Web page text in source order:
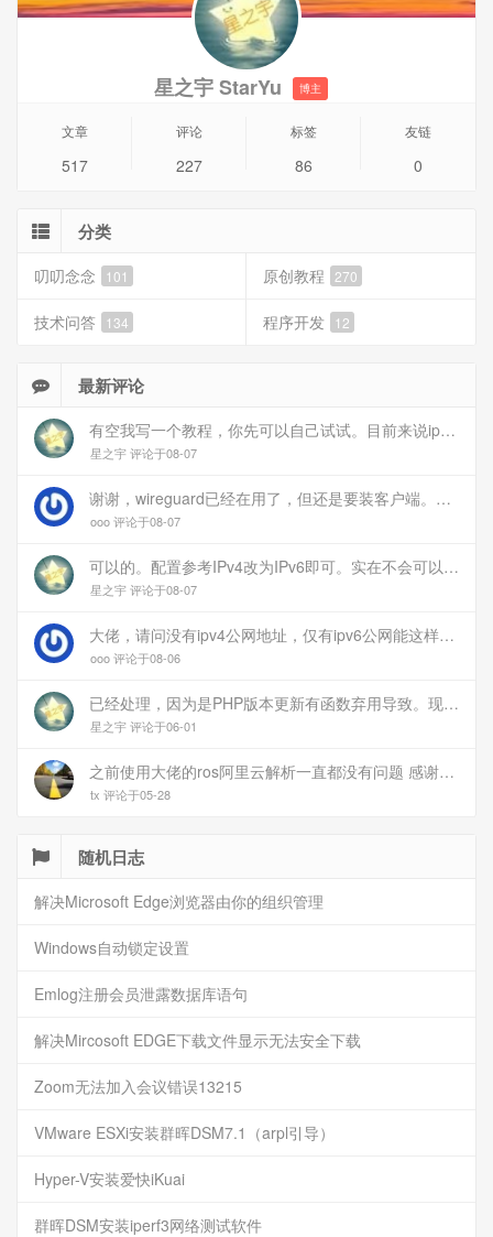
星之宇 StarYu 博主
文章
517
评论
227
标签
86
友链
0
分类
叨叨念念 101 原创教程 270
技术问答 134 程序开发 12
最新评论
有空我写一个教程，你先可以自己试试。目前来说ipv6应该没问题的。
星之宇 评论于08-07
谢谢，wireguard已经在用了，但还是要装客户端。您这个方案连客户端都免了
ooo 评论于08-07
可以的。配置参考IPv4改为IPv6即可。实在不会可以用wireguard，这个简单和稳定
星之宇 评论于08-07
大佬，请问没有ipv4公网地址，仅有ipv6公网能这样玩吗？
ooo 评论于08-06
已经处理，因为是PHP版本更新有函数弃用导致。现已经修复
星之宇 评论于06-01
之前使用大佬的ros阿里云解析一直都没有问题 感谢大佬 但上个月开始阿里云的解析返回日志总是出错 日志值为alidns update error,不知为什么 所以请教一下大佬
tx 评论于05-28
随机日志
解决Microsoft Edge浏览器由你的组织管理
Windows自动锁定设置
Emlog注册会员泄露数据库语句
解决Mircosoft EDGE下载文件显示无法安全下载
Zoom无法加入会议错误13215
VMware ESXi安装群晖DSM7.1（arpl引导）
Hyper-V安装爱快iKuai
群晖DSM安装iperf3网络测试软件